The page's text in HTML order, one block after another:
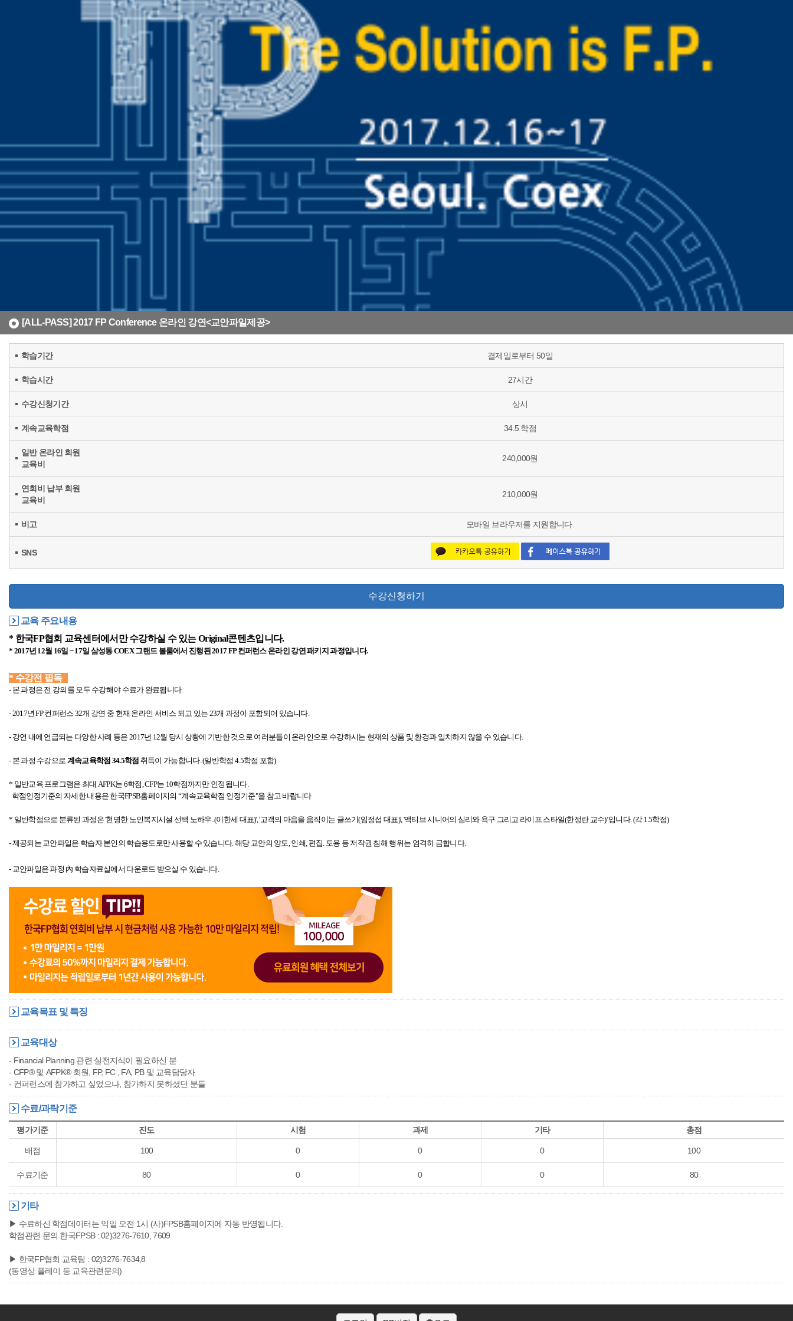
[ALL-PASS] 2017 FP Conference 온라인 강연<교안파일제공>
학습기간 결제일로부터 50일
학습시간 27시간
수강신청기간 상시
계속교육학점 34.5 학점
일반 온라인 회원
교육비
240,000원
연회비 납부 회원
교육비
210,000원
비고 모바일 브라우저를 지원합니다.
SNS
수강신청하기
교육 주요내용
* 한국FP협회 교육센터에서만 수강하실 수 있는 Original콘텐츠입니다.
* 2017년 12월 16일 ~ 17일 삼성동 COEX 그랜드 볼룸에서 진행된 2017 FP 컨퍼런스 온라인 강연 패키지 과정입니다.
* 수강전 필독
- 본 과정은 전 강의를 모두 수강해야 수료가 완료됩니다.
- 2017년 FP 컨퍼런스 32개 강연 중 현재 온라인 서비스 되고 있는 23개 과정이 포함되어 있습니다.
- 강연 내에 언급되는 다양한 사례 등은 2017년 12월 당시 상황에 기반한 것으로 여러분들이 온라인으로 수강하시는 현재의 상품 및 환경과 일치하지 않을 수 있습니다.
- 본 과정 수강으로 계속교육학점 34.5학점 취득이 가능합니다. (일반학점 4.5학점 포함)
* 일반교육 프로그램은 최대 AFPK는 6학점, CFP는 10학점까지만 인정됩니다.
학점인정기준의 자세한 내용은 한국FPSB홈페이지의 “계속교육학점 인정기준"을 참고 바랍니다
* 일반학점으로 분류된 과정은 '현명한 노인복지시설 선택 노하우..(이한세 대표)', '고객의 마음을 움직이는 글쓰기(임정섭 대표)', '액티브 시니어의 심리와 욕구 그리고 라이프 스타일(한정란 교수)' 입니다. (각 1.5학점)
- 제공되는 교안파일은 학습자 본인의 학습용도로만 사용할 수 있습니다. 해당 교안의 양도, 인쇄, 편집. 도용 등 저작권 침해 행위는 엄격히 금합니다.
- 교안파일은 과정 內 학습자료실에서 다운로드 받으실 수 있습니다.
교육목표 및 특징
교육대상
- Financial Planning 관련 실전지식이 필요하신 분
- CFP® 및 AFPK® 회원, FP, FC , FA, PB 및 교육담당자
- 컨퍼런스에 참가하고 싶었으나, 참가하지 못하셨던 분들
수료/과락기준
평가기준 진도 시험 과제 기타 총점
배점 100 0 0 0 100
수료기준 80 0 0 0 80
기타
▶ 수료하신 학점데이터는 익일 오전 1시 (사)FPSB홈페이지에 자동 반영됩니다.
학점관련 문의 한국FPSB : 02)3276-7610, 7609
▶ 한국FP협회 교육팀 : 02)3276-7634,8
(동영상 플레이 등 교육관련문의)